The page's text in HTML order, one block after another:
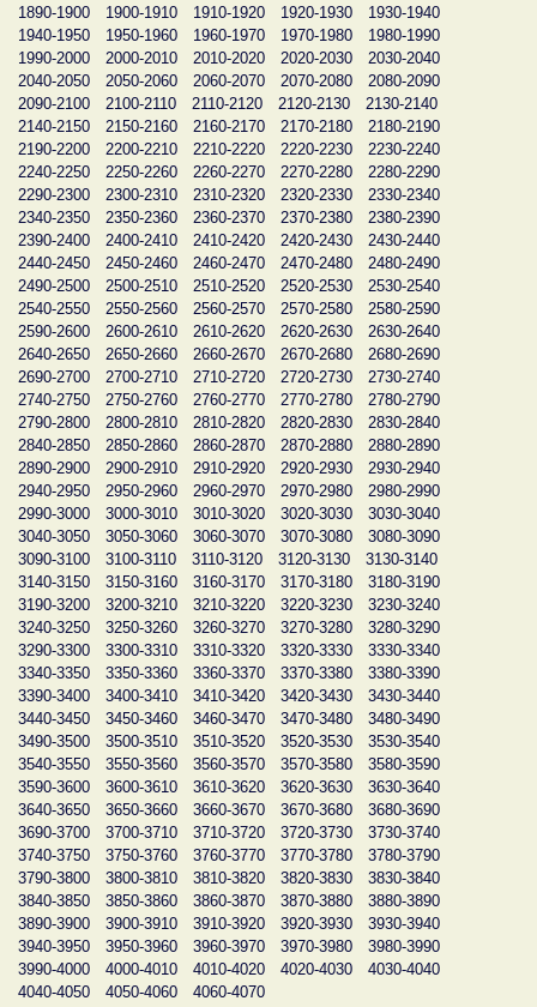
1890-1900
1900-1910 1910-1920 1920-1930
1930-1940
1940-1950
1950-1960 1960-1970 1970-1980
1980-1990
1990-2000
2000-2010 2010-2020 2020-2030
2030-2040
2040-2050
2050-2060 2060-2070 2070-2080
2080-2090
2090-2100
2100-2110 2110-2120 2120-2130
2130-2140
2140-2150
2150-2160 2160-2170 2170-2180
2180-2190
2190-2200
2200-2210 2210-2220 2220-2230
2230-2240
2240-2250
2250-2260 2260-2270 2270-2280
2280-2290
2290-2300
2300-2310 2310-2320 2320-2330
2330-2340
2340-2350
2350-2360 2360-2370 2370-2380
2380-2390
2390-2400
2400-2410 2410-2420 2420-2430
2430-2440
2440-2450
2450-2460 2460-2470 2470-2480
2480-2490
2490-2500
2500-2510 2510-2520 2520-2530
2530-2540
2540-2550
2550-2560 2560-2570 2570-2580
2580-2590
2590-2600
2600-2610 2610-2620 2620-2630
2630-2640
2640-2650
2650-2660 2660-2670 2670-2680
2680-2690
2690-2700
2700-2710 2710-2720 2720-2730
2730-2740
2740-2750
2750-2760 2760-2770 2770-2780
2780-2790
2790-2800
2800-2810 2810-2820 2820-2830
2830-2840
2840-2850
2850-2860 2860-2870 2870-2880
2880-2890
2890-2900
2900-2910 2910-2920 2920-2930
2930-2940
2940-2950
2950-2960 2960-2970 2970-2980
2980-2990
2990-3000
3000-3010 3010-3020 3020-3030
3030-3040
3040-3050
3050-3060 3060-3070 3070-3080
3080-3090
3090-3100
3100-3110 3110-3120 3120-3130
3130-3140
3140-3150
3150-3160 3160-3170 3170-3180
3180-3190
3190-3200
3200-3210 3210-3220 3220-3230
3230-3240
3240-3250
3250-3260 3260-3270 3270-3280
3280-3290
3290-3300
3300-3310 3310-3320 3320-3330
3330-3340
3340-3350
3350-3360 3360-3370 3370-3380
3380-3390
3390-3400
3400-3410 3410-3420 3420-3430
3430-3440
3440-3450
3450-3460 3460-3470 3470-3480
3480-3490
3490-3500
3500-3510 3510-3520 3520-3530
3530-3540
3540-3550
3550-3560 3560-3570 3570-3580
3580-3590
3590-3600
3600-3610 3610-3620 3620-3630
3630-3640
3640-3650
3650-3660 3660-3670 3670-3680
3680-3690
3690-3700
3700-3710 3710-3720 3720-3730
3730-3740
3740-3750
3750-3760 3760-3770 3770-3780
3780-3790
3790-3800
3800-3810 3810-3820 3820-3830
3830-3840
3840-3850
3850-3860 3860-3870 3870-3880
3880-3890
3890-3900
3900-3910 3910-3920 3920-3930
3930-3940
3940-3950
3950-3960 3960-3970 3970-3980
3980-3990
3990-4000
4000-4010 4010-4020 4020-4030
4030-4040
4040-4050
4050-4060 4060-4070